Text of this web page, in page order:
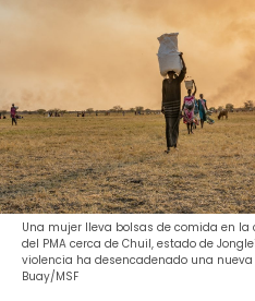
Una mujer lleva bolsas de comida en
del PMA cerca de Chuil, estado de
violencia ha desencadenado una
Buay/MSF